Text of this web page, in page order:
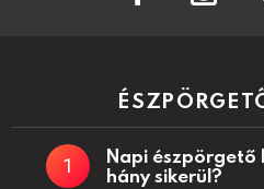
Napi észpörgető
hány sikerül?